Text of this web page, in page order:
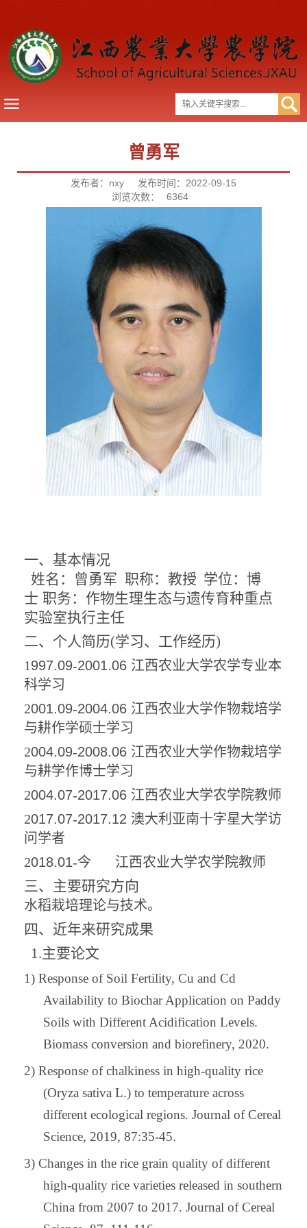
曾勇军
发布者：nxy
发布时间：2022-09-15
浏览次数：
6364
一、基本情况
姓名： 曾勇军 职称： 教授 学位： 博
士 职务：作物生理生态与遗传育种重点
实验室执行主任
二、个人简历(学习、工作经历)
1 997.09-2001.06 江西农业大学农学专业本
科学习
2001.09-2004.06 江西农业大学作物栽培学
与耕作学硕士学习
2004.09-2008.06 江西农业大学作物栽培学
与耕学作博士学习
2004.07-2017.06 江西农业大学农学院教师
2017.07-2017.12 澳大利亚南十字星大学访
问学者
2018.01-今 江西农业大学农学院教师
三、 主要研究方向
水稻栽培理论与技术。
四、 近年来研究成果
1.主要论文
1) Response of Soil Fertility, Cu and Cd
Availability to Biochar Application on Paddy
Soils with Different Acidification Levels.
Biomass conversion and biorefinery, 2020.
2) Response of chalkiness in high-quality rice
(Oryza sativa L.) to temperature across
different ecological regions. Journal of Cereal
Science, 2019, 87:35-45.
3) Changes in the rice grain quality of different
high-quality rice varieties released in southern
China from 2007 to 2017. Journal of Cereal